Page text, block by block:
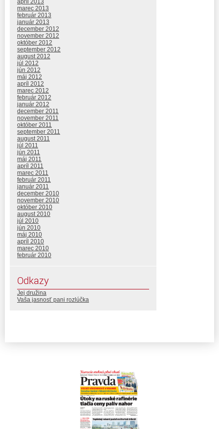
marec 2013
február 2013
január 2013
december 2012
november 2012
október 2012
september 2012
august 2012
júl 2012
jún 2012
máj 2012
apríl 2012
marec 2012
február 2012
január 2012
december 2011
november 2011
október 2011
september 2011
august 2011
júl 2011
jún 2011
máj 2011
apríl 2011
marec 2011
február 2011
január 2011
december 2010
november 2010
október 2010
august 2010
júl 2010
jún 2010
máj 2010
apríl 2010
marec 2010
február 2010
Odkazy
Jej družina
Vaša jasnosť pani rozlúčka